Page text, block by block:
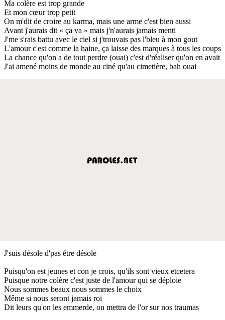
Ma colère est trop grande
Et mon cœur trop petit
On m'dit de croire au karma, mais une arme c'est bien aussi
Avant j'aurais dit « ça va » mais j'n'aurais jamais menti
J'me s'rais battu avec le ciel si j'trouvais pas l'bleu à mon gout
L'amour c'est comme la haine, ça laisse des marques à tous les coups
La chance qu'on a de tout perdre (ouai) c'est d'réaliser qu'on en avait
J'ai amené moins de monde au ciné qu'au cimetière, bah ouai
J'suis désole d'pas être désole
Puisqu'on est jeunes et con je crois, qu'ils sont vieux etcetera
Puisque notre colère c'est juste de l'amour qui se déploie
Nous sommes beaux nous sommes le choix
Même si nous seront jamais roi
Dit leurs qu'on les emmerde, on mettra de l'or sur nos traumas